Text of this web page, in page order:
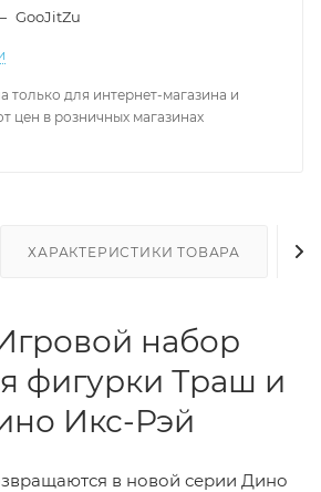
GooJitZu
только для интернет-магазина и
цен в розничных магазинах
ХАРАКТЕРИСТИКИ ТОВАРА
набор
фигурки Траш и
Икс-Рэй
в новой серии Дино